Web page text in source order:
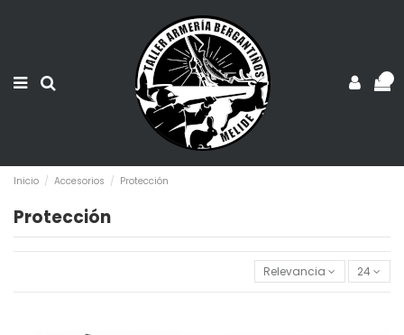
Inicio Accesorios Protección
Protección
Relevancia 24